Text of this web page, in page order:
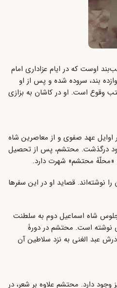
ترکیب‌بند اوست که در ایام عزاداری امام
بند، سروده شده و پس از او
وقوع است. او در کاشان به بزازی
اوایل عهد صفوی و از معاصرین شاه
کاشان متولّد شد، نزدیک به ۹۱ سال زیست و به سال ۹۹۶ ق در زادگاه خود درگذشت. محتشم، پس از تحصیل
«محلّۀ محتشم» شهرت دارد.
نوشته‌اند. قصاید او در این سفرها
شاه اسماعیل دوم به سلطنت
رساله‌ای در شرح این شش رباعی نوشته است. محتشم در دورۀ
عبد الغنی به نزد سلاطین آن
دارد. محتشم علاوه بر شعر، در